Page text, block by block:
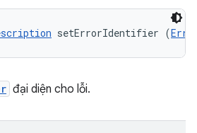
setErrorIdentifier (
đại diện cho lỗi.